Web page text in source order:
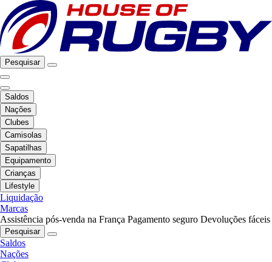
Pesquisar
Saldos
Nações
Clubes
Camisolas
Sapatilhas
Equipamento
Crianças
Lifestyle
Liquidação
Marcas
Assistência pós-venda na França Pagamento seguro Devoluções fáceis
Pesquisar
Saldos
Nações